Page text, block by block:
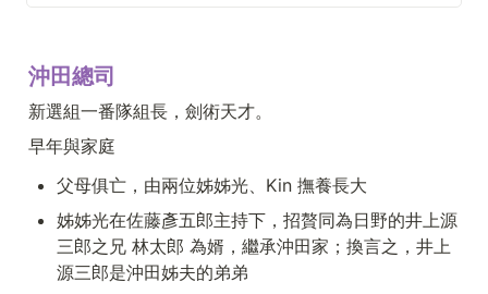
の施策を行うことで、皆さまととも
に手を取り合って新選組・土方歳三
の歴史を未来へつなげていきたいと
考えています。 #土方歳三つなぐプ
ロジェクト #新選組 #土方歳三 #池
田屋事件 #歴史 #クラウドファンデ
沖田總司
新選組一番隊組長，劍術天才。
早年與家庭
父母俱亡，由兩位姊姊光、Kin 撫養長大
姊姊光在佐藤彥五郎主持下，招贅同為日野的井上源
三郎之兄 林太郎 為婿，繼承沖田家；換言之，井上
源三郎是沖田姊夫的弟弟